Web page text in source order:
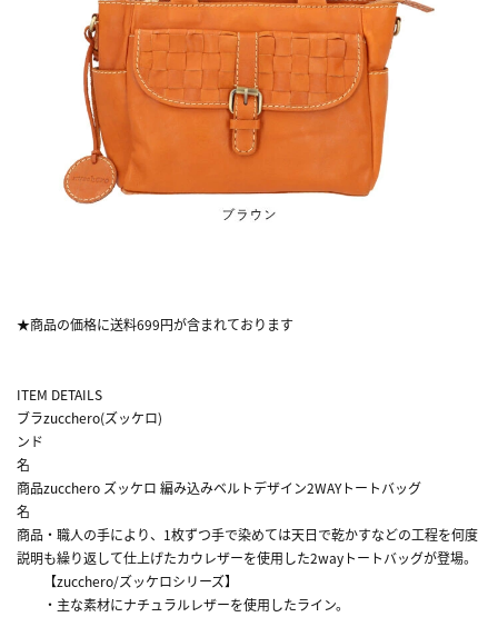
★商品の価格に送料699円が含まれております
ITEM DETAILS
ブラ
ンド
名
zucchero(ズッケロ)
商品
名
zucchero ズッケロ 編み込みベルトデザイン2WAYトートバッグ
商品
説明
・職人の手により、1枚ずつ手で染めては天日で乾かすなどの工程を何度
も繰り返して仕上げたカウレザーを使用した2wayトートバッグが登場。
【zucchero/ズッケロシリーズ】
・主な素材にナチュラルレザーを使用したライン。